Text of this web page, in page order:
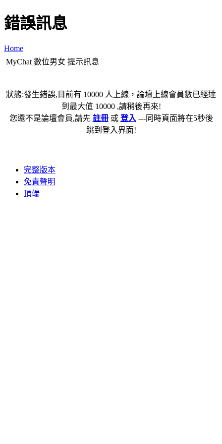
錯誤訊息
Home
MyChat 數位男女 提示訊息
狀態:發生錯誤,目前有 10000 人上線，論壇上線會員數已經達
到最大值 10000 ,請稍後再來!
您還不是論壇會員,請先 註冊或 登入 ---同時頁面將在5秒後
跳到登入界面!
完整版本
免責聲明
頂端